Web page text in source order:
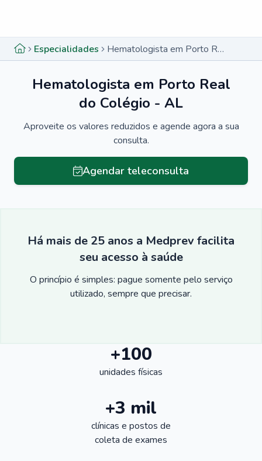
Especialidades Hematologista em Porto Real do Colégio - AL
Hematologista em Porto Real
do Colégio - AL
Aproveite os valores reduzidos e agende agora a sua
consulta.
Agendar teleconsulta
Há mais de 25 anos a Medprev facilita
seu acesso à saúde
O princípio é simples: pague somente pelo serviço
utilizado, sempre que precisar.
+100
unidades físicas
+3 mil
clínicas e postos de
coleta de exames